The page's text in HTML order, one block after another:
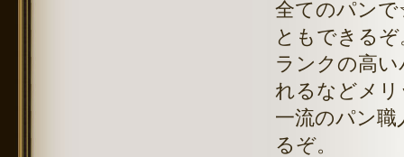
全てのパン
ともできるぞ
ランクの高
れるなどメ
一流のパン
るぞ。